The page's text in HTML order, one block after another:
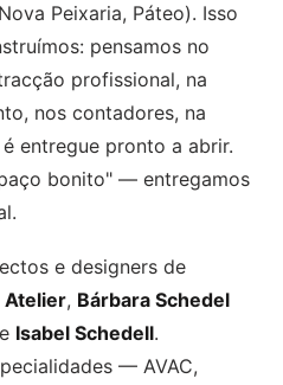
Peixaria, Páteo). Isso
pensamos no
profissional, na
nos contadores, na
entregue pronto a abrir.
bonito" — entregamos
e designers de
Atelier, Bárbara Schedel
e Isabel Schedell.
— AVAC,